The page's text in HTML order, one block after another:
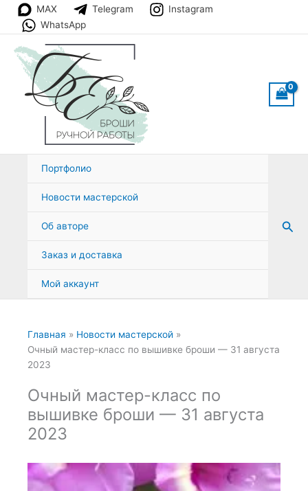
Перейти
содержимому
MAX Telegram
Instagram
WhatsApp
Портфолио
Новости мастерской
Об авторе
Заказ и доставка
Мой аккаунт
Главная
Новости мастерской
Очный мастер-класс по вышивке броши — 31 августа
2023
Очный мастер-класс по
вышивке броши — 31 августа
2023